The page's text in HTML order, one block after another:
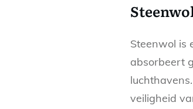
Steenwol is
absorbeert
veiligheid